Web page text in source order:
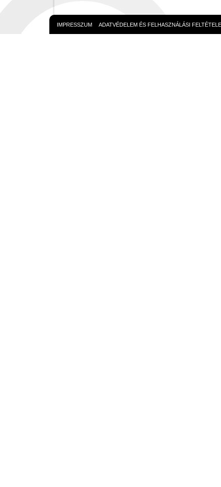
IMPRESSZUM ADATVÉDELEM ÉS FELHASZNÁLÁSI